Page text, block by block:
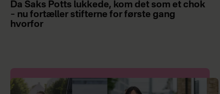
Da Saks Potts lukkede, kom det som et chok
– nu fortæller stifterne for første gang
hvorfor